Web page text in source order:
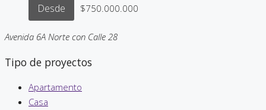
Desde $750.000.000
Avenida 6A Norte con Calle 28
Tipo de proyectos
Apartamento
Casa